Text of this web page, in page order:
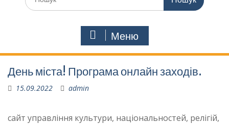
Меню
День міста! Програма онлайн заходів.
15.09.2022 admin
сайт управління культури, національностей, релігій,